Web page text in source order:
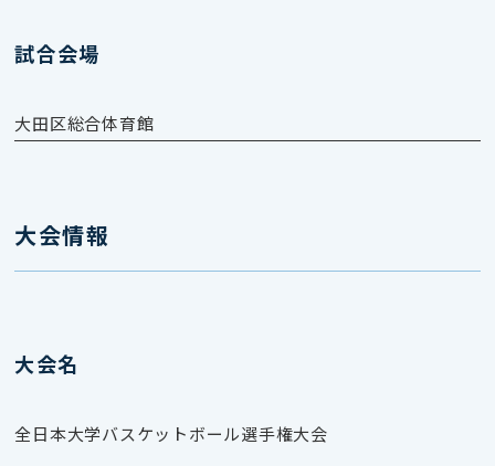
試合会場
大田区総合体育館
大会情報
大会名
全日本大学バスケットボール選手権大会